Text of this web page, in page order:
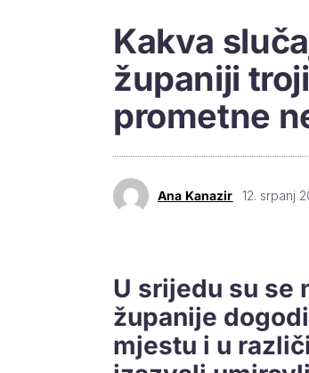
Kakva
županiji
prometne
Ana Kanazir 12. srpanj
U srijedu su se
županije
mjestu i u